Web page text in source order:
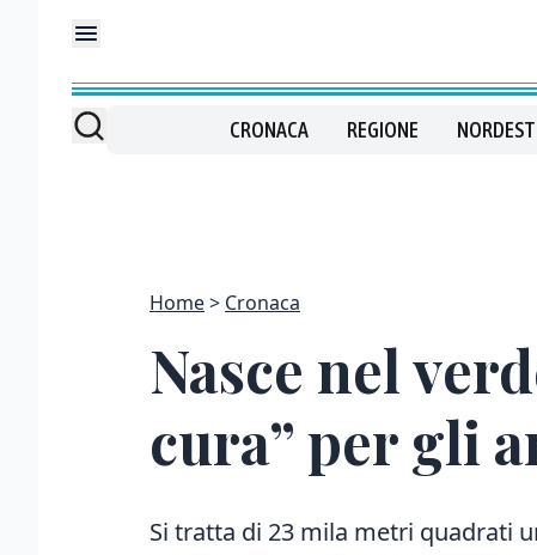
CRONACA REGIONE NORDEST
Home Cronaca
Nasce nel
cura” per gli
Si tratta di 23 mila metri quadrati